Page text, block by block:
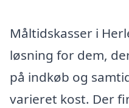
Måltidskasser i
løsning for dem,
på indkøb og
varieret kost. Der